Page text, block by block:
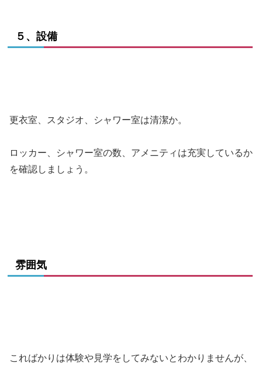
５、設備
更衣室、スタジオ、シャワー室は清潔か。
ロッカー、シャワー室の数、アメニティは充実しているか
を確認しましょう。
雰囲気
こればかりは体験や見学をしてみないとわかりませんが、